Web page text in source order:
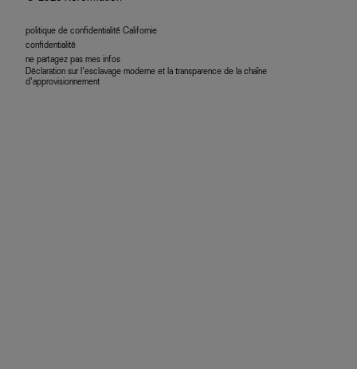
politique de confidentialité Californie
confidentialité
ne partagez pas mes infos
Déclaration sur l’esclavage moderne et la transparence de la chaîne
d’approvisionnement